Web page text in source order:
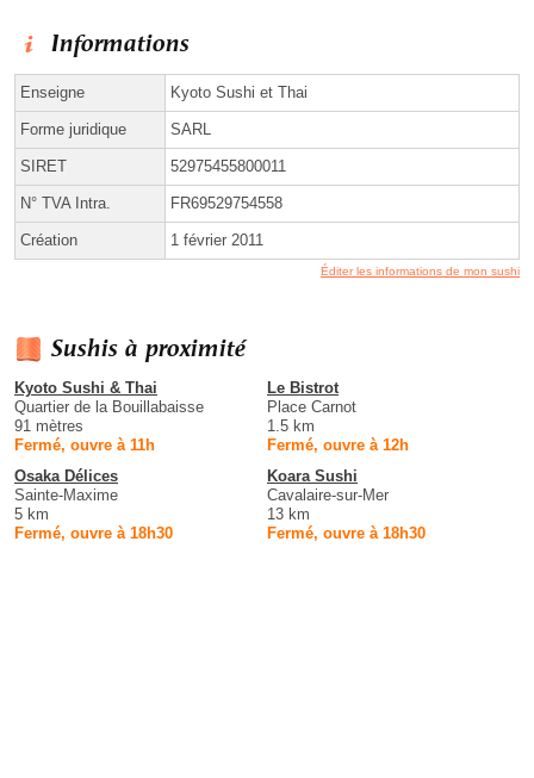
Informations
Enseigne Kyoto Sushi et Thai
Forme juridique SARL
SIRET 52975455800011
N° TVA Intra. FR69529754558
Création 1 février 2011
Éditer les informations de mon sushi
Sushis à proximité
Kyoto Sushi & Thai
Quartier de la Bouillabaisse
91 mètres
Fermé, ouvre à 11h
Le Bistrot
Place Carnot
1.5 km
Fermé, ouvre à 12h
Osaka Délices
Sainte-Maxime
5 km
Fermé, ouvre à 18h30
Koara Sushi
Cavalaire-sur-Mer
13 km
Fermé, ouvre à 18h30